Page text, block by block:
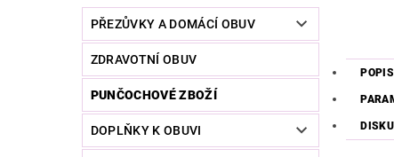
PŘEZŮVKY A DOMÁCÍ OBUV
ZDRAVOTNÍ OBUV
PUNČOCHOVÉ ZBOŽÍ
DOPLŇKY K OBUVI
POPIS